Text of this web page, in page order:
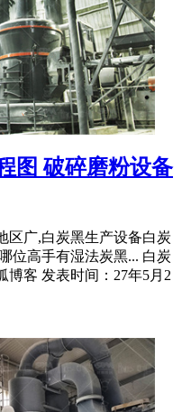
图 破碎磨粉设备
区广,白炭黑生产设备白炭
位高手有湿法炭黑... 白炭
博客 发表时间：27年5月2